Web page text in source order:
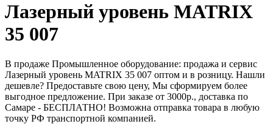
Лазерный уровень MATRIX
35 007
В продаже Промышленное оборудование: продажа и сервис
Лазерный уровень MATRIX 35 007 оптом и в розницу. Нашли
дешевле? Предоставьте свою цену, Мы сформируем более
выгодное предложение. При заказе от 3000р., доставка по
Самаре - БЕСПЛАТНО! Возможна отправка товара в любую
точку РФ транспортной компанией.